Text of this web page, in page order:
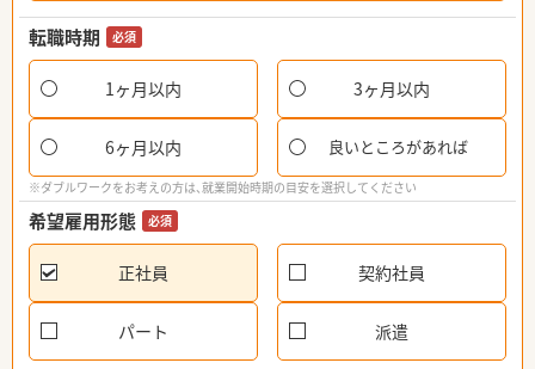
転職時期 必須
1ヶ月以内 3ヶ月以内
6ヶ月以内 良いところがあれば
※ダブルワークをお考えの方は、就業開始時期の目安を選択してください
希望雇用形態 必須
正社員 契約社員
パート 派遣